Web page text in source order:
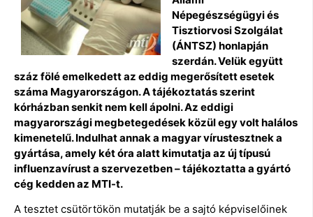
Népegészségügyi és
Tisztiorvosi Szolgálat
(ÁNTSZ) honlapján
szerdán. Velük együtt
száz fölé emelkedett az eddig megerősített esetek
száma Magyarországon. A tájékoztatás szerint
kórházban senkit nem kell ápolni.Az eddigi
magyarországi megbetegedések közül egy volt halálos
kimenetelű. Indulhat annak a magyar vírustesztnek a
gyártása, amely két óra alatt kimutatja az új típusú
influenzavírust a szervezetben – tájékoztatta a gyártó
cég kedden az MTI-t.
A tesztet csütörtökön mutatják be a sajtó képviselőinek